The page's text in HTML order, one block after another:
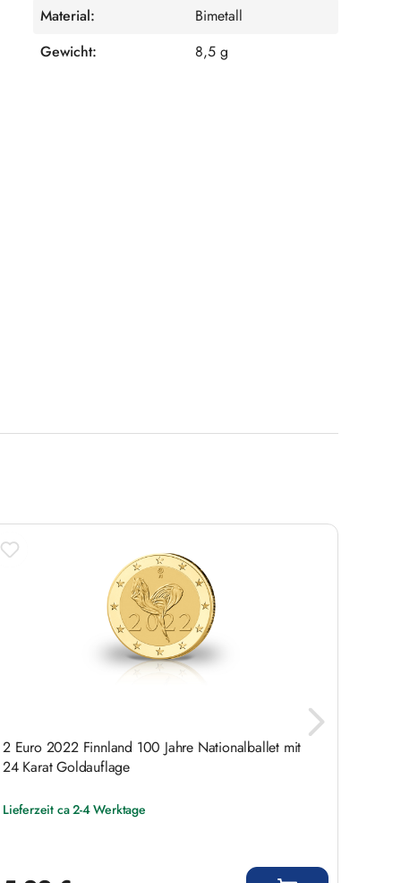
Material:
Bimetall
Gewicht:
8,5 g
2 Euro 2022 Finnland 100 Jahre Nationalballet mit
24 Karat Goldauflage
Lieferzeit ca 2-4 Werktage